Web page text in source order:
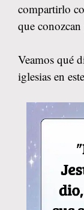
compartirlo
que
Veamos qué
iglesias en